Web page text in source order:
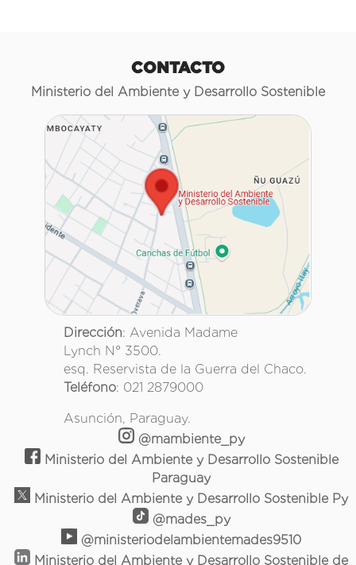
CONTACTO
Ministerio del Ambiente y Desarrollo Sostenible
Dirección: Avenida Madame
Lynch N° 3500.
esq. Reservista de la Guerra del Chaco.
Teléfono: 021 2879000
Asunción, Paraguay.
@mambiente_py
Ministerio del Ambiente y Desarrollo Sostenible
Paraguay
Ministerio del Ambiente y Desarrollo Sostenible Py
@mades_py
@ministeriodelambientemades9510
Ministerio del Ambiente y Desarrollo Sostenible de